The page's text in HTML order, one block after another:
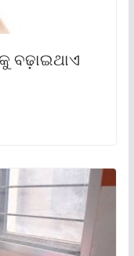
ବଢ଼ାଇଥାଏ